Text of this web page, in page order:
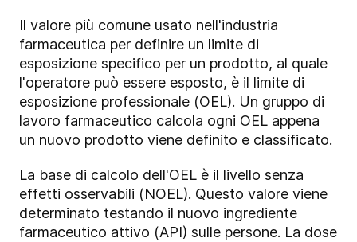
Il valore più comune usato nell'industria
farmaceutica per definire un limite di
esposizione specifico per un prodotto, al quale
l'operatore può essere esposto, è il limite di
esposizione professionale (OEL). Un gruppo di
lavoro farmaceutico calcola ogni OEL appena
un nuovo prodotto viene definito e classificato.
La base di calcolo dell'OEL è il livello senza
effetti osservabili (NOEL). Questo valore viene
determinato testando il nuovo ingrediente
farmaceutico attivo (API) sulle persone. La dose